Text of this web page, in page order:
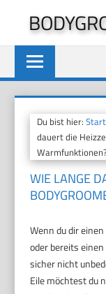
springen
Du bist hier:Start
dauert die
WIE LANGE
Wenn du dir
oder bereits
sicher nicht
Eile möchtest du